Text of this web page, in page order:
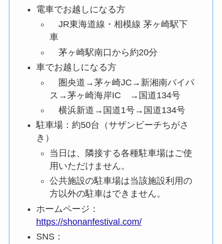
電車でお越しになる方
JR東海道線・相模線 茅ヶ崎駅下
車
茅ヶ崎駅南口から約20分
車でお越しになる方
圏央道→茅ヶ崎JC→新湘南バイパ
ス→茅ヶ崎海岸IC →国道134号
横浜新道→国道1号→国道134号
駐車場：約50台（サザンビーチちがさ
き）
当日は、隣接する各種駐車場はご使
用いただけません。
公共施設の駐車場は当該施設利用の
方以外の駐車はできません。
ホームページ：
https://shonanfestival.com/
SNS：